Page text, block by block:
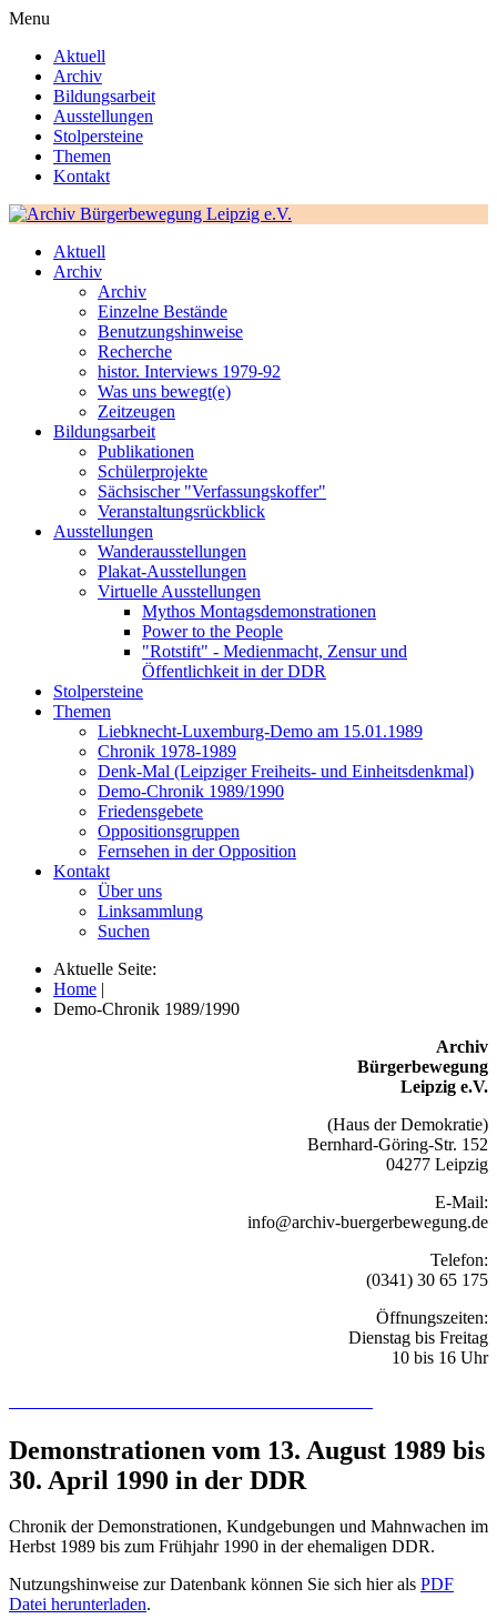
Menu
Aktuell
Archiv
Bildungsarbeit
Ausstellungen
Stolpersteine
Themen
Kontakt
Aktuell
Archiv
Archiv
Einzelne Bestände
Benutzungshinweise
Recherche
histor. Interviews 1979-92
Was uns bewegt(e)
Zeitzeugen
Bildungsarbeit
Publikationen
Schülerprojekte
Sächsischer "Verfassungskoffer"
Veranstaltungsrückblick
Ausstellungen
Wanderausstellungen
Plakat-Ausstellungen
Virtuelle Ausstellungen
Mythos Montagsdemonstrationen
Power to the People
"Rotstift" - Medienmacht, Zensur und
Öffentlichkeit in der DDR
Stolpersteine
Themen
Liebknecht-Luxemburg-Demo am 15.01.1989
Chronik 1978-1989
Denk-Mal (Leipziger Freiheits- und Einheitsdenkmal)
Demo-Chronik 1989/1990
Friedensgebete
Oppositionsgruppen
Fernsehen in der Opposition
Kontakt
Über uns
Linksammlung
Suchen
Aktuelle Seite:
Home |
Demo-Chronik 1989/1990
Archiv
Bürgerbewegung
Leipzig e.V.
(Haus der Demokratie)
Bernhard-Göring-Str. 152
04277 Leipzig
E-Mail:
info@archiv-buergerbewegung.de
Telefon:
(0341) 30 65 175
Öffnungszeiten:
Dienstag bis Freitag
10 bis 16 Uhr
Demonstrationen vom 13. August 1989 bis
30. April 1990 in der DDR
Chronik der Demonstrationen, Kundgebungen und Mahnwachen im
Herbst 1989 bis zum Frühjahr 1990 in der ehemaligen DDR.
Nutzungshinweise zur Datenbank können Sie sich hier als PDF
Datei herunterladen.